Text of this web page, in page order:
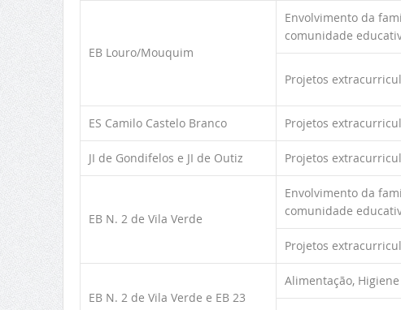
EB Louro/Mouquim
Envolvimento da
comunidade
Projetos
ES Camilo Castelo Branco Projetos
JI de Gondifelos e JI de Outiz Projetos
EB N. 2 de Vila Verde
Envolvimento da
comunidade
Projetos
EB N. 2 de Vila Verde e EB 23
Alimentação,